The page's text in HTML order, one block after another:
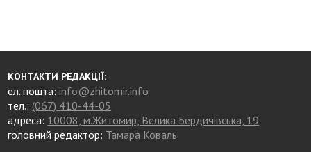
КОНТАКТИ РЕДАКЦІЇ:
ел. пошта:info@zhitomir.info
тел.: (067) 410-44-05
адреса: 10008, м.Житомир, Велика Бердичівська, 19
головний редактор: Тамара Коваль